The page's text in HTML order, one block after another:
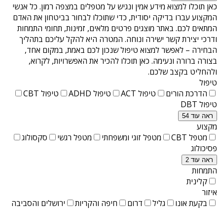
כאן תוכלו למצוא מידע אמין ונגיש על מטפלים במצפה רמון. כל אנשי
המקצוע עברו בדיקה יסודית, כדי שתוכלו לבחור בביטחון את האדם
המתאים לכם. באתר מוצגים פרטים מלאים, זמינות, תחומי התמחות
ודרכי יצירת קשר ישירה ונוחה. המטרה היא להקל עליכם בתהליך
הבחירה – לאפשר למצוא טיפול שנכון לכם באמת, במקום אחד,
בצורה ברורה ונעימה. כאן תוכלו להכיר את האפשרויות, לקרוא,
ולהחליט בקצב שלכם.
טיפול
הדרכת הורים
טיפול ACT טיפול ADHD
טיפול CBT
טיפול DBT
ראה עוד 54
מקצוע
מטפל CBT
מטפל זוגי ומשפחתי מטפל רגשי
סקסולוג
פסיכולוג
ראה עוד 2
התמחות
קלינית
איזור
בקעת אונו
גליל דרום חיפה והקריות ירושלים והסביבה